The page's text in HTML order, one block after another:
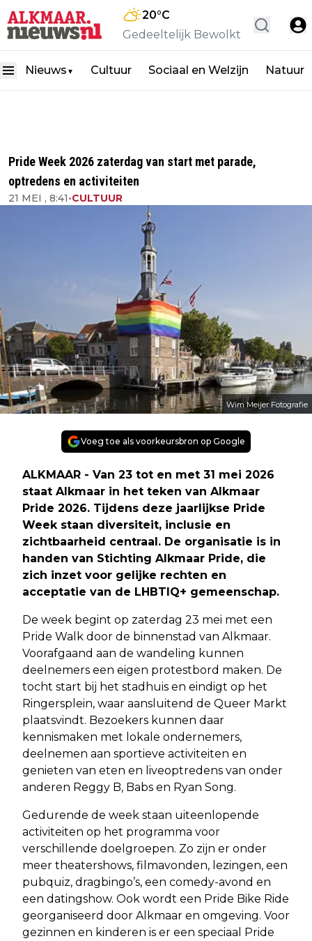
20°C
Gedeeltelijk Bewolkt
Nieuws ▼ Cultuur Sociaal en Welzijn Natuur
Pride Week 2026 zaterdag van start met parade,
optredens en activiteiten
21 MEI , 8:41•CULTUUR
Wim Meijer Fotografie
Voeg toe als voorkeursbron op Google
ALKMAAR - Van 23 tot en met 31 mei 2026
staat Alkmaar in het teken van Alkmaar
Pride 2026. Tijdens deze jaarlijkse Pride
Week staan diversiteit, inclusie en
zichtbaarheid centraal. De organisatie is in
handen van Stichting Alkmaar Pride, die
zich inzet voor gelijke rechten en
acceptatie van de LHBTIQ+ gemeenschap.
De week begint op zaterdag 23 mei met een
Pride Walk door de binnenstad van Alkmaar.
Voorafgaand aan de wandeling kunnen
deelnemers een eigen protestbord maken. De
tocht start bij het stadhuis en eindigt op het
Ringersplein, waar aansluitend de Queer Markt
plaatsvindt. Bezoekers kunnen daar
kennismaken met lokale ondernemers,
deelnemen aan sportieve activiteiten en
genieten van eten en liveoptredens van onder
anderen Reggy B, Babs en Ryan Song.
Gedurende de week staan uiteenlopende
activiteiten op het programma voor
verschillende doelgroepen. Zo zijn er onder
meer theatershows, filmavonden, lezingen, een
pubquiz, dragbingo’s, een comedy-avond en
een datingshow. Ook wordt een Pride Bike Ride
georganiseerd door Alkmaar en omgeving. Voor
gezinnen en kinderen is er een speciaal Pride